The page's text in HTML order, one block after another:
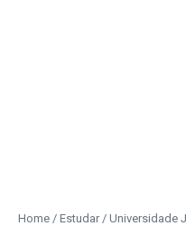
Home / Estudar / Universidade